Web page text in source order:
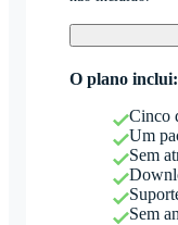
O plano inclui:
Cinco
Um
Sem
Sem